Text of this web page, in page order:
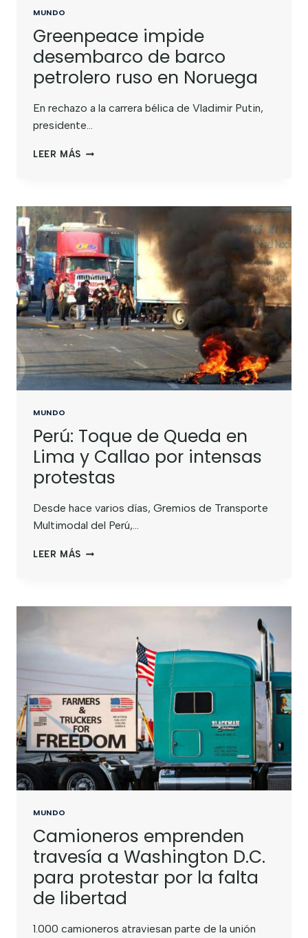
MUNDO
Greenpeace impide
desembarco de barco
petrolero ruso en Noruega
En rechazo a la carrera bélica de Vladimir Putin,
presidente…
LEER MÁS
MUNDO
Perú: Toque de Queda en
Lima y Callao por intensas
protestas
Desde hace varios días, Gremios de Transporte
Multimodal del Perú,…
LEER MÁS
MUNDO
Camioneros emprenden
travesía a Washington D.C.
para protestar por la falta
de libertad
1.000 camioneros atraviesan parte de la unión